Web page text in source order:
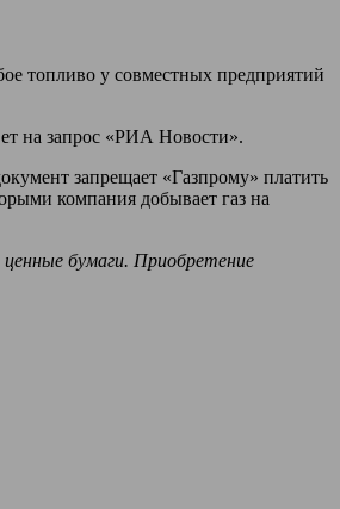
топливо у совместных предприятий
на запрос «РИА Новости».
запрещает «Газпрому» платить
компания добывает газ на
бумаги. Приобретение